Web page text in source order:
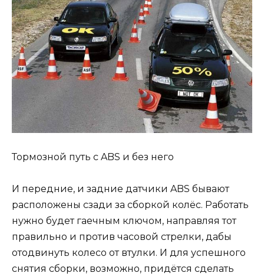
Тормозной путь с ABS и без него
И передние, и задние датчики ABS бывают
расположены сзади за сборкой колёс. Работать
нужно будет гаечным ключом, направляя тот
правильно и против часовой стрелки, дабы
отодвинуть колесо от втулки. И для успешного
снятия сборки, возможно, придётся сделать